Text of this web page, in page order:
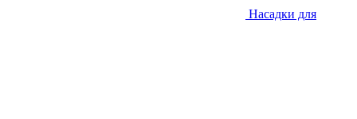
Насадки для